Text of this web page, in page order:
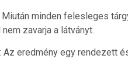
minden felesleges
zavarja a látványt.
eredmény egy rendezett